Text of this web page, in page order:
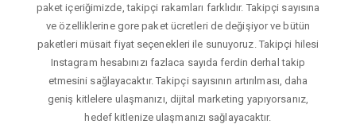
paket içeriğimizde, takipçi rakamları farklıdır. Takipçi sayısına
ve özelliklerine gore paket ücretleri de değişiyor ve bütün
paketleri müsait fiyat seçenekleri ile sunuyoruz. Takipçi hilesi
Instagram hesabınızı fazlaca sayıda ferdin derhal takip
etmesini sağlayacaktır. Takipçi sayısının artırılması, daha
geniş kitlelere ulaşmanızı, dijital marketing yapıyorsanız,
hedef kitlenize ulaşmanızı sağlayacaktır.